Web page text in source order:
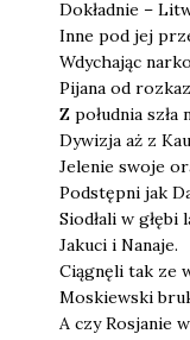
Dokład­nie –
Inne pod jej
Wdy­cha­jąc
Pija­na od
Z połu­dnia szła
Dywi­zja aż z
Jele­nie swo­je
Pod­stęp­ni jak
Sio­dła­li w głę­bi
Jaku­ci i Nana­je.
Cią­gnę­li tak ze
Moskiew­ski
A czy Rosja­nie